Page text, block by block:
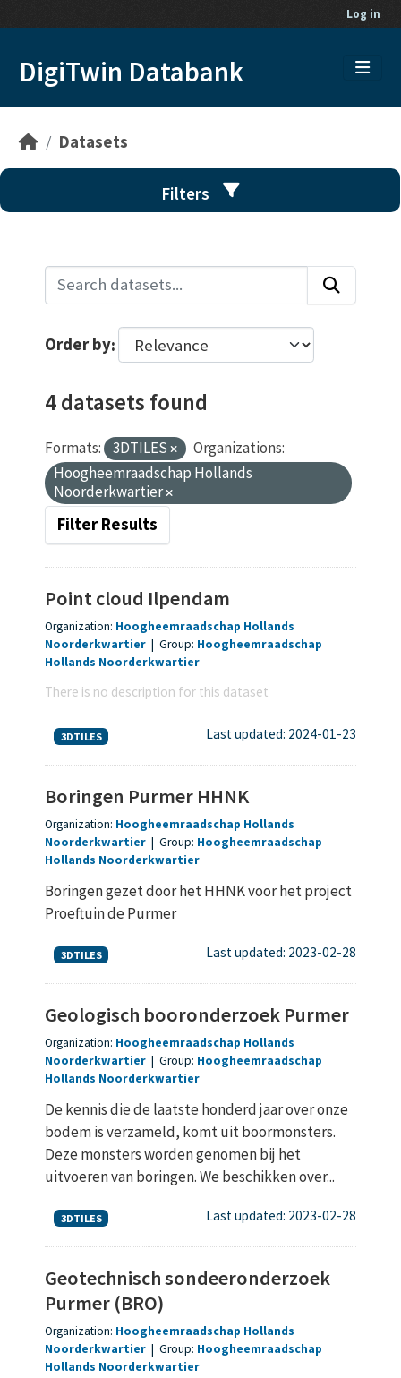
Log in
DigiTwin Databank
Datasets
Filters
Order by
4 datasets found
Formats: 3DTILES
Organizations:
Hoogheemraadschap Hollands
Noorderkwartier
Filter Results
Point cloud Ilpendam
Organization: Hoogheemraadschap Hollands
Noorderkwartier | Group: Hoogheemraadschap
Hollands Noorderkwartier
There is no description for this dataset
3DTILES Last updated: 2024-01-23
Boringen Purmer HHNK
Organization: Hoogheemraadschap Hollands
Noorderkwartier | Group: Hoogheemraadschap
Hollands Noorderkwartier
Boringen gezet door het HHNK voor het project
Proeftuin de Purmer
3DTILES Last updated: 2023-02-28
Geologisch booronderzoek Purmer
Organization: Hoogheemraadschap Hollands
Noorderkwartier | Group: Hoogheemraadschap
Hollands Noorderkwartier
De kennis die de laatste honderd jaar over onze
bodem is verzameld, komt uit boormonsters.
Deze monsters worden genomen bij het
uitvoeren van boringen. We beschikken over...
3DTILES Last updated: 2023-02-28
Geotechnisch sondeeronderzoek
Purmer (BRO)
Organization: Hoogheemraadschap Hollands
Noorderkwartier | Group: Hoogheemraadschap
Hollands Noorderkwartier